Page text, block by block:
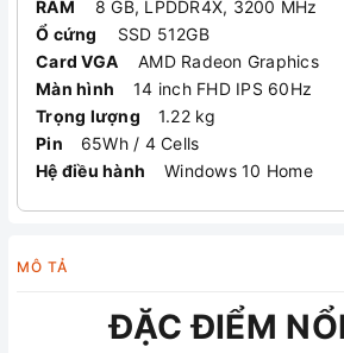
RAM 8 GB, LPDDR4X, 3200 MHz
Ổ cứng SSD 512GB
Card VGA AMD Radeon Graphics
Màn hình
14 inch FHD IPS 60Hz
Trọng lượng
1.22 kg
Pin
65Wh / 4 Cells
Hệ điều hành
Windows 10 Home
MÔ TẢ
ĐẶC ĐIỂM